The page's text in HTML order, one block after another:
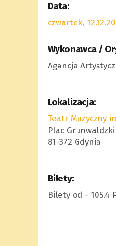
Data:
czwartek,
Wykonawca /
Agencja
Lokalizacja:
Teatr Muzyczny
Plac Grunwaldzki
81-372 Gdynia
Bilety:
Bilety od - 105.4